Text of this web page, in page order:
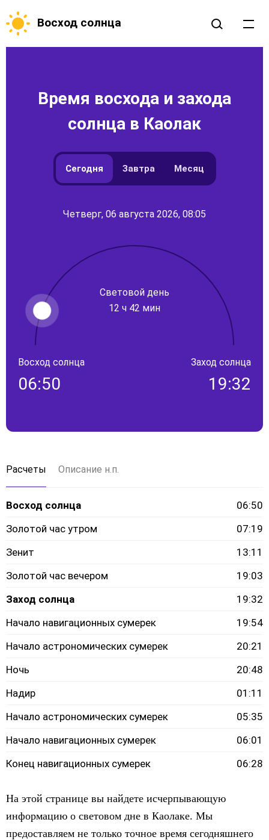
Восход солнца
Время восхода и захода
солнца в Каолак
Сегодня Завтра Месяц
Четверг, 06 августа 2026, 08:05
Световой день
12 ч 42 мин
Восход солнца
06:50
Заход солнца
19:32
Расчеты Описание н.п.
Восход солнца
06:50
Золотой час утром
07:19
Зенит
13:11
Золотой час вечером
19:03
Заход солнца
19:32
Начало навигационных сумерек
19:54
Начало астрономических сумерек
20:21
Ночь
20:48
Надир
01:11
Начало астрономических сумерек
05:35
Начало навигационных сумерек
06:01
Конец навигационных сумерек
06:28
На этой странице вы найдете исчерпывающую
информацию о световом дне в Каолаке. Мы
предоставляем не только точное время сегодняшнего